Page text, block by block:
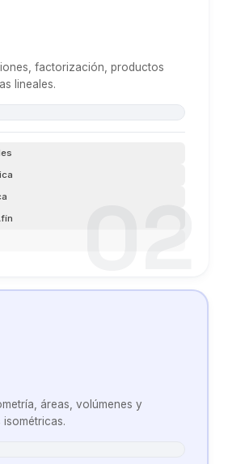
factorización, productos
lineales.
áreas, volúmenes y